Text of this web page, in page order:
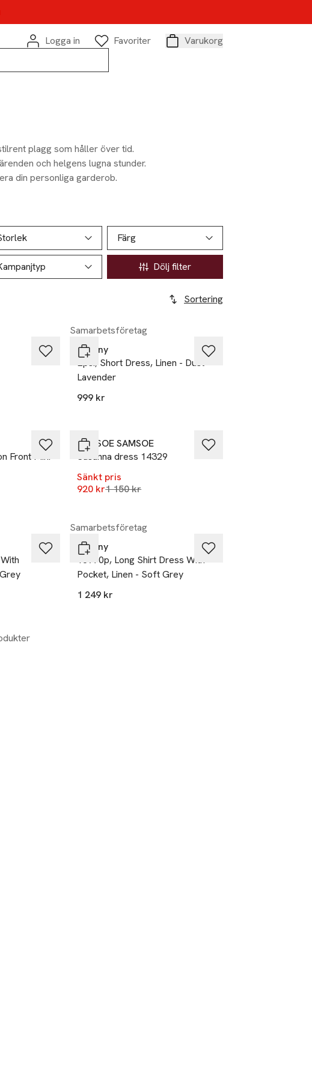
Logga in
Favoriter
Varukorg
plagg som håller över tid.
och helgens lugna stunder.
din personliga garderob.
Färg
Dölj filter
Sortering
Samarbetsföretag
Tiffany
Epsi, Short Dress, Linen - Dust
Lavender
999 kr
Front Mini
30 dagar
SAMSOE SAMSOE
Sasunna dress 14329
Sänkt pris
920 krLägsta pris 30 dagar
1 150 kr
Samarbetsföretag
Tiffany
18970p, Long Shirt Dress With
Pocket, Linen - Soft Grey
1 249 kr